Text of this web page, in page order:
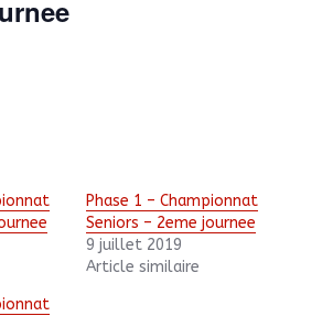
Phase 1 – Championnat
Seniors – 2eme journee
9 juillet 2019
Article similaire